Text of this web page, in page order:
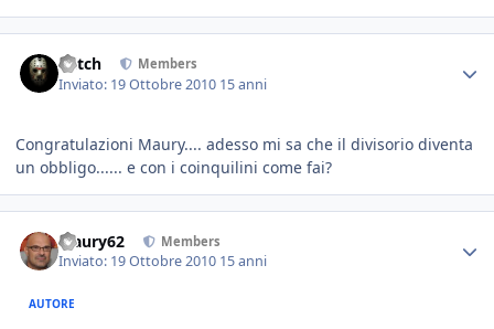
Mitch Members
Inviato: 19 Ottobre 2010 15 anni
Congratulazioni Maury.... adesso mi sa che il divisorio diventa
un obbligo...... e con i coinquilini come fai?
Maury62 Members
Inviato: 19 Ottobre 2010 15 anni
AUTORE